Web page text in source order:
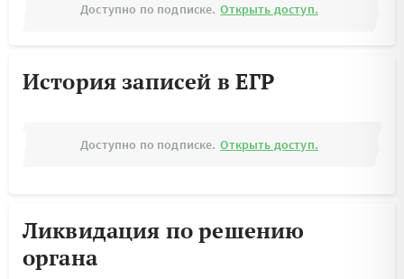
Доступно по подписке. Открыть доступ.
История записей в ЕГР
Доступно по подписке. Открыть доступ.
Ликвидация по решению
органа